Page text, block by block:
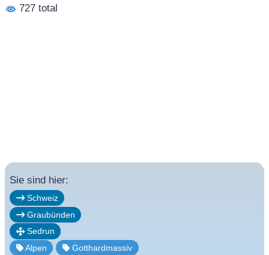
727 total
Sie sind hier:
Schweiz
Graubünden
Sedrun
Alpen
Gotthardmassiv